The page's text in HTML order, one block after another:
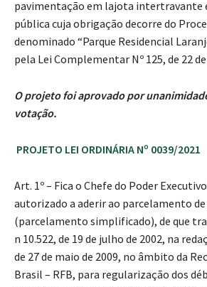
pavimentação em lajota intertravante
pública cuja obrigação decorre do
denominado “Parque Residencial
pela Lei Complementar Nº 125, de 22
O projeto foi aprovado por
votação.
PROJETO LEI ORDINÁRIA Nº 0039/2021
Art. 1º – Fica o Chefe do Poder
autorizado a aderir ao parcelamento
(parcelamento simplificado), de que
n 10.522, de 19 de julho de 2002, na
de 27 de maio de 2009, no âmbito da
Brasil – RFB, para regularização dos